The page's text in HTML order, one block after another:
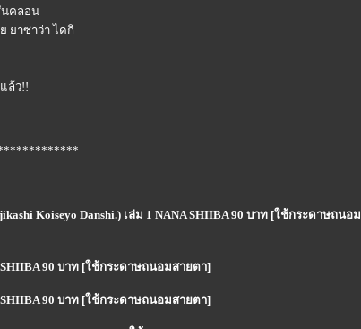
นคลอน
ยาซาว่า ไดกิ
ล้ว!!
Koiseyo Danshi.) เล่ม 1 NANA SHIIBA 90 บาท [ใช้กระดาษถนอม
90 บาท [ใช้กระดาษถนอมสายตา]
90 บาท [ใช้กระดาษถนอมสายตา]